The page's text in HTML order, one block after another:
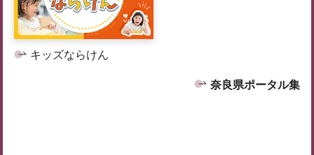
キッズならけん
奈良県ポータル集